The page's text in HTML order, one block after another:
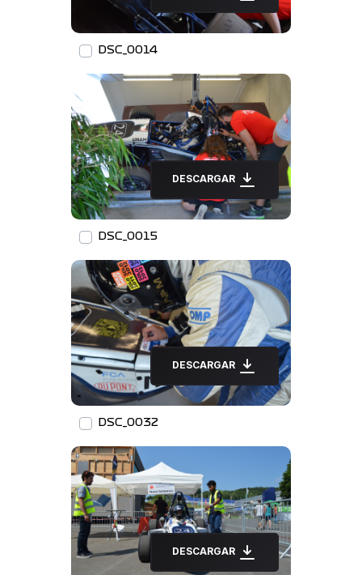
DSC_0014
DESCARGAR
DSC_0015
DESCARGAR
DSC_0032
DESCARGAR